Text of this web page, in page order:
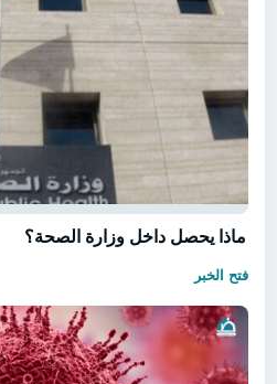
ماذا يحصل داخل وزارة الصحة؟
فتح الخبر